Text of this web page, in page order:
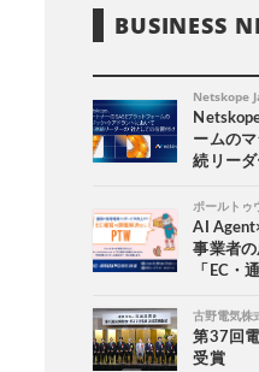
BUSINESS
Netskope
ームの
続リー
ポールトゥ
AI
事業者
「EC・
古野電気株
第37回
受賞